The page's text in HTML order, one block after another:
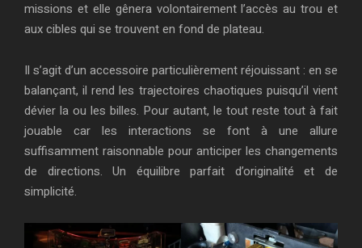
missions et elle gênera volontairement l’accès au trou et
aux cibles qui se trouvent en fond de plateau.
Il s’agit d’un accessoire particulièrement réjouissant : en se
balançant, il rend les trajectoires chaotiques puisqu’il vient
dévier la ou les billes. Pour autant, le tout reste tout à fait
jouable car les interactions se font à une allure
suffisamment raisonnable pour anticiper les changements
de directions. Un équilibre parfait d’originalité et de
simplicité.